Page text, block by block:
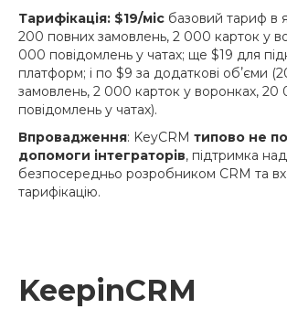
Тарифікація: $19/міс базовий тариф в
200 повних замовлень, 2 000 карток у
000 повідомлень у чатах; ще $19 для
платформ; і по $9 за додаткові обʼєми
замовлень, 2 000 карток у воронках, 20
повідомлень у чатах).
Впровадження: KeyCRM типово не
допомоги інтеграторів, підтримка
безпосередньо розробником CRM та
тарифікацію.
KeepinCRM